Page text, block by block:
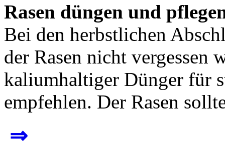
Rasen düngen und
Bei den herbstlichen
der Rasen nicht vergessen
kaliumhaltiger Dünger für
empfehlen. Der Rasen
⇒